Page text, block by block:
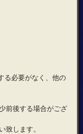
る必要がなく、他の
前後する場合がござ
致します。